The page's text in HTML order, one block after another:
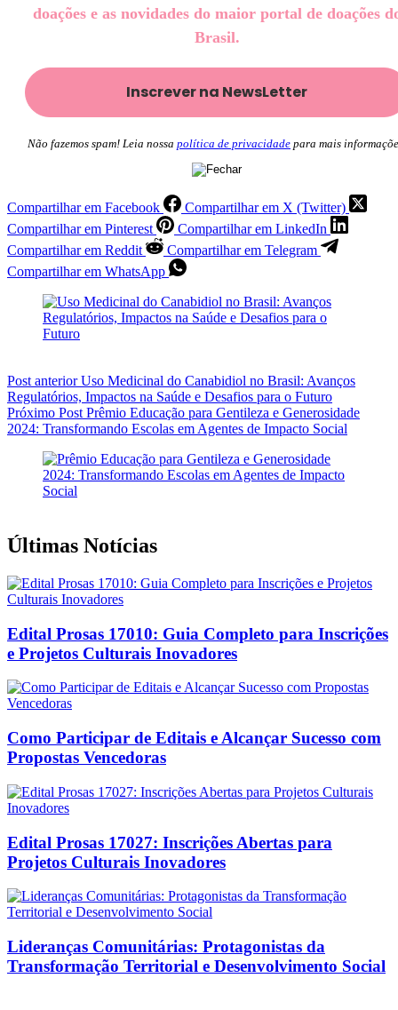
doações e as novidades do maior portal de doações
Brasil.
Não fazemos spam! Leia nossa política de privacidade para mais
Compartilhar em Facebook
Compartilhar em X (Twitter)
Compartilhar em Pinterest
Compartilhar em LinkedIn
Compartilhar em Reddit
Compartilhar em Telegram
Compartilhar em WhatsApp
Post anteriorUso Medicinal do Canabidiol no Brasil: Avanços
Regulatórios, Impactos na Saúde e Desafios para o Futuro
Próximo Post Prêmio Educação para Gentileza e Generosidade
2024: Transformando Escolas em Agentes de Impacto Social
Últimas Notícias
Edital Prosas 17010: Guia Completo para Inscrições
e Projetos Culturais Inovadores
Como Participar de Editais e Alcançar Sucesso com
Propostas Vencedoras
Edital Prosas 17027: Inscrições Abertas para
Projetos Culturais Inovadores
Lideranças Comunitárias: Protagonistas da
Transformação Territorial e Desenvolvimento Social